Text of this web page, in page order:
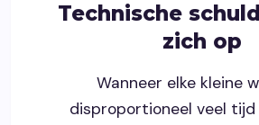
Technische
zich op
Wanneer elke kleine
disproportioneel veel tijd